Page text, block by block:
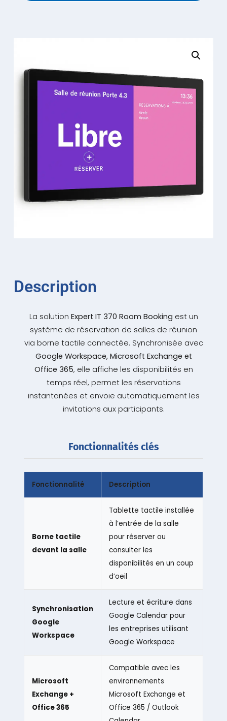
Description
La solution Expert IT 370 Room Booking est un
système de réservation de salles de réunion
via borne tactile connectée. Synchronisée avec
Google Workspace, Microsoft Exchange et
Office 365, elle affiche les disponibilités en
temps réel, permet les réservations
instantanées et envoie automatiquement les
invitations aux participants.
Fonctionnalités clés
Fonctionnalité Description
Borne tactile
devant la salle
Tablette tactile installée
à l’entrée de la salle
pour réserver ou
consulter les
disponibilités en un coup
d’oeil
Synchronisation
Google
Workspace
Lecture et écriture dans
Google Calendar pour
les entreprises utilisant
Google Workspace
Microsoft
Exchange +
Office 365
Compatible avec les
environnements
Microsoft Exchange et
Office 365 / Outlook